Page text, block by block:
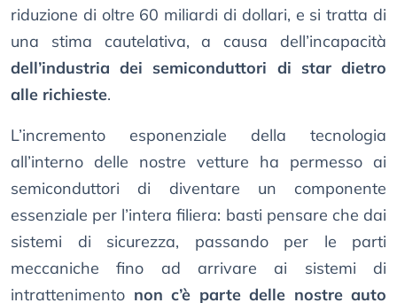
riduzione di oltre 60 miliardi di dollari, e si tratta di
una stima cautelativa, a causa dell’incapacità
dell’industria dei semiconduttori di star dietro
alle richieste.
L’incremento esponenziale della tecnologia
all’interno delle nostre vetture ha permesso ai
semiconduttori di diventare un componente
essenziale per l’intera filiera: basti pensare che dai
sistemi di sicurezza, passando per le parti
meccaniche fino ad arrivare ai sistemi di
intrattenimento non c’è parte delle nostre auto